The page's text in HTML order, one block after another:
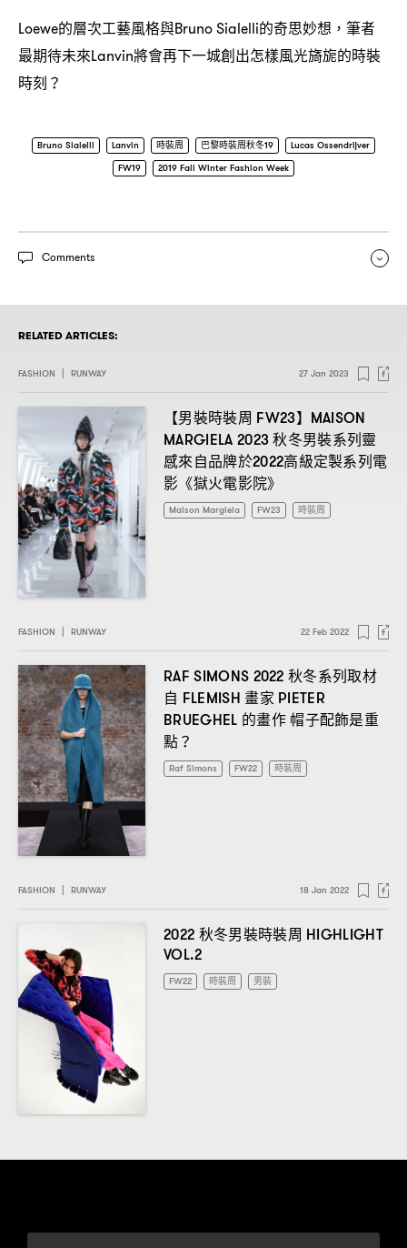
Loewe的層次工藝風格與Bruno Sialelli的奇思妙想 ， 筆者
最期待未來Lanvin將會再下一城創出怎樣風光旖旎的時裝
時刻 ？
Bruno Sialelli Lanvin 時裝周 巴黎時裝周秋冬19
Lucas Ossendrijver
FW19
2019 Fall Winter Fashion Week
Comments
RELATED ARTICLES:
FASHION | RUNWAY 27 Jan 2023
【男裝時裝周 FW23】 MAISON
MARGIELA 2023秋冬男裝系列靈
感來自品牌於2022高級定製系列電
影《獄火電影院》
Maison Margiela FW23 時裝周
FASHION | RUNWAY 22 Feb 2022
RAF SIMONS 2022秋冬系列取材
自 FLEMISH畫家PIETER
BRUEGHEL 的畫作 帽子配飾是重
點？
Raf Simons FW22 時裝周
FASHION | RUNWAY 18 Jan 2022
2022 秋冬男裝時裝周 HIGHLIGHT
VOL.2
FW22 時裝周 男裝